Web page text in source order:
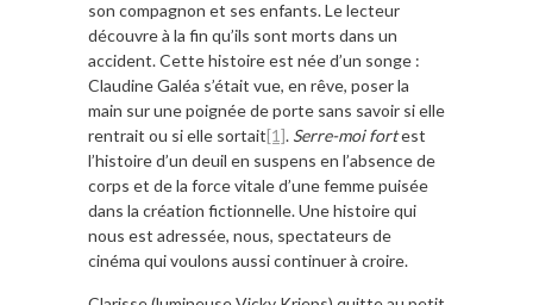
son compagnon et ses enfants. Le lecteur
découvre à la fin qu’ils sont morts dans un
accident. Cette histoire est née d’un songe :
Claudine Galéa s’était vue, en rêve, poser la
main sur une poignée de porte sans savoir si elle
rentrait ou si elle sortait[1]. Serre-moi fortest
l’histoire d’un deuil en suspens en l’absence de
corps et de la force vitale d’une femme puisée
dans la création fictionnelle. Une histoire qui
nous est adressée, nous, spectateurs de
cinéma qui voulons aussi continuer à croire.